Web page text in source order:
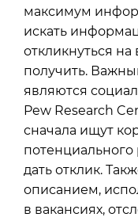
максимум
искать
откликнуться
получить.
являются
Pew Research
сначала ищут
потенциального
дать отклик.
описанием,
в вакансиях,